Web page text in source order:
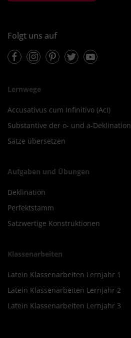
Folgt uns auf
FacebookInstagramPinterestTwitterYoutube
Lernwege
Accusativus cum Infinitivo (AcI)
Substantive der o- und a-Deklination
Sätze übersetzen
Aufgaben und Übungen
Deklination
Perfektstamm
Satzwertige Konstruktionen
Klassenarbeiten
Latein Klassenarbeiten Lernjahr 1
Latein Klassenarbeiten Lernjahr 2
Latein Klassenarbeiten Lernjahr 3